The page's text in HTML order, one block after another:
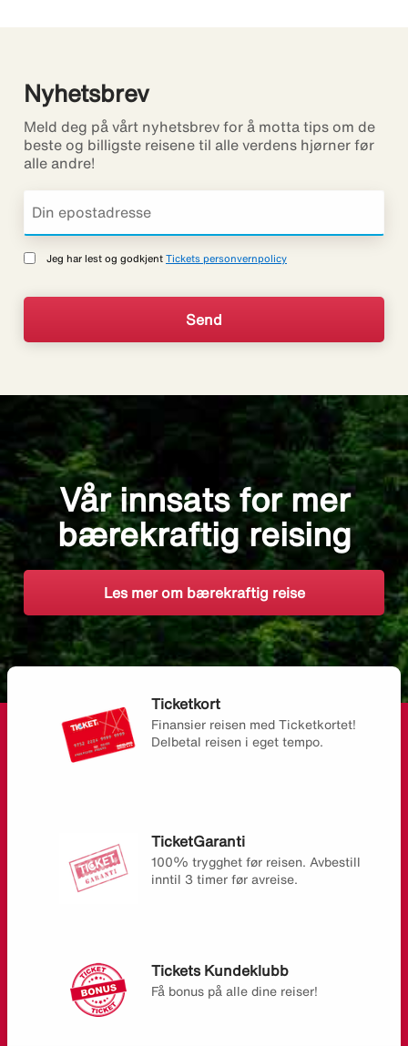
Nyhetsbrev
Meld deg på vårt nyhetsbrev for å motta tips om de
beste og billigste reisene til alle verdens hjørner før
alle andre!
Jeg har lest og godkjent Tickets personvernpolicy
Vår innsats for mer
bærekraftig reising
Les mer om bærekraftig reise
Ticketkort
Finansier reisen med Ticketkortet!
Delbetal reisen i eget tempo.
TicketGaranti
100% trygghet før reisen. Avbestill
inntil 3 timer før avreise.
Tickets Kundeklubb
Få bonus på alle dine reiser!